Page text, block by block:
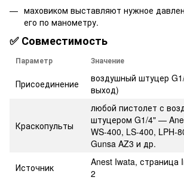
маховиком выставляют нужное
его по манометру.
✅ Совместимость
Параметр Значение
Присоединение
воздушный штуцер
выход)
Краскопульты
любой пистолет с
штуцером G1/4" —
WS-400, LS-400, LPH-
Gunsa AZ3 и др.
Источник
Anest Iwata, страница
2